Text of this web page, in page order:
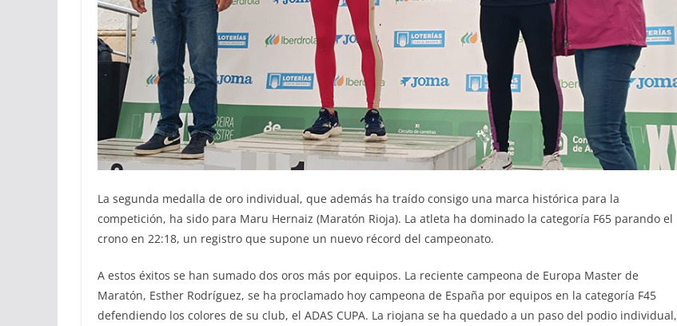
La segunda medalla de oro individual, que además ha traído consigo una marca histórica para la
competición, ha sido para Maru Hernaiz (Maratón Rioja). La atleta ha dominado la categoría F65 parando el
crono en 22:18, un registro que supone un nuevo récord del campeonato.
A estos éxitos se han sumado dos oros más por equipos. La reciente campeona de Europa Master de
Maratón, Esther Rodríguez, se ha proclamado hoy campeona de España por equipos en la categoría F45
defendiendo los colores de su club, el ADAS CUPA. La riojana se ha quedado a un paso del podio individual,